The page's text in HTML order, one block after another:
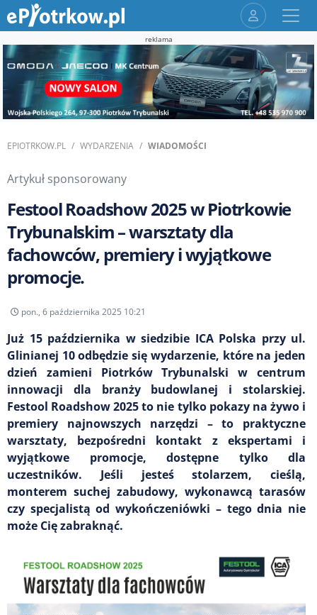
reklama
EPIOTRKOW.PL WYDARZENIA WIADOMOŚCI
Artykuł sponsorowany
Festool Roadshow 2025 w Piotrkowie
Trybunalskim – warsztaty dla
fachowców, premiery i wyjątkowe
promocje.
pon., 6 października 2025 10:21
Już 15 października w siedzibie ICA Polska przy ul.
Glinianej 10 odbędzie się wydarzenie, które na jeden
dzień zamieni Piotrków Trybunalski w centrum
innowacji dla branży budowlanej i stolarskiej.
Festool Roadshow 2025 to nie tylko pokazy na żywo i
premiery najnowszych narzędzi – to praktyczne
warsztaty, bezpośredni kontakt z ekspertami i
wyjątkowe promocje, dostępne tylko dla
uczestników. Jeśli jesteś stolarzem, cieślą,
monterem suchej zabudowy, wykonawcą tarasów
czy specjalistą od wykończeniówki – tego dnia nie
może Cię zabraknąć.